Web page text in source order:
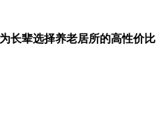
长辈选择养老居所的高性价比